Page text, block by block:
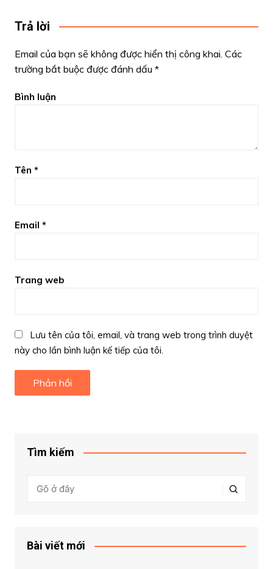
Trả lời
Email của bạn sẽ không được hiển thị công khai. Các
trường bắt buộc được đánh dấu *
Bình luận
Tên *
Email *
Trang web
Lưu tên của tôi, email, và trang web trong trình duyệt
này cho lần bình luận kế tiếp của tôi.
Tìm kiếm
Bài viết mới